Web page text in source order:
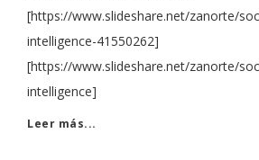
[https://www.slideshare.net/zanorte/
intelligence-41550262]
[https://www.slideshare.net/zanorte/
intelligence]
Leer más...